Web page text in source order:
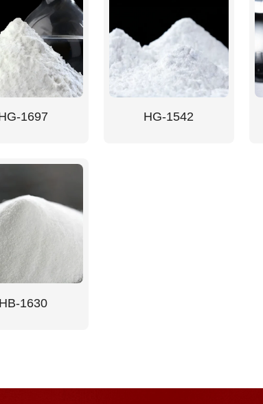
1697 HG-1542
HB-1630